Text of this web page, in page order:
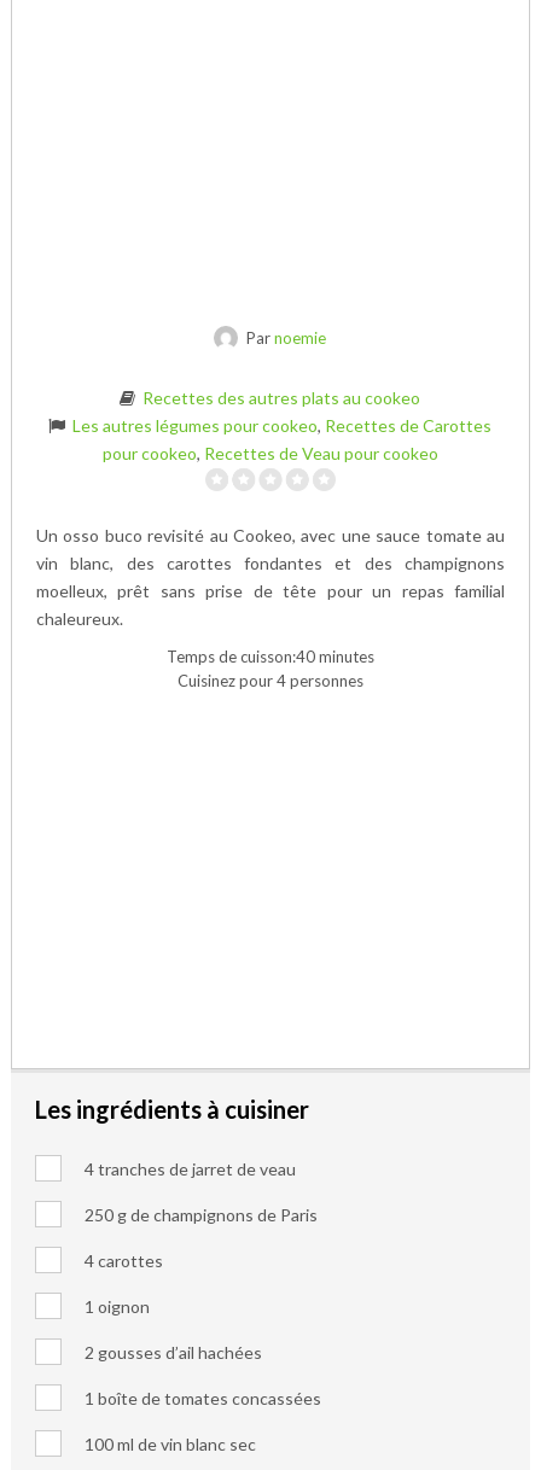
Parnoemie
Recettes des autres plats au cookeo
Les autres légumes pour cookeo, Recettes de Carottes
pour cookeo, Recettes de Veau pour cookeo
Un osso buco revisité au Cookeo, avec une sauce tomate au
vin blanc, des carottes fondantes et des champignons
moelleux, prêt sans prise de tête pour un repas familial
chaleureux.
Temps de cuisson:40 minutes
Cuisinez pour 4 personnes
Les ingrédients à cuisiner
4 tranches de jarret de veau
250 g de champignons de Paris
4 carottes
1 oignon
2 gousses d’ail hachées
1 boîte de tomates concassées
100 ml de vin blanc sec